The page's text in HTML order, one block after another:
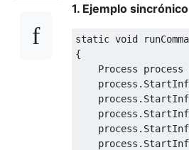
1. Ejemplo sincrónico
static void
{
Process process
    process
.
    process
.
    process
.
    process
.
    process
.